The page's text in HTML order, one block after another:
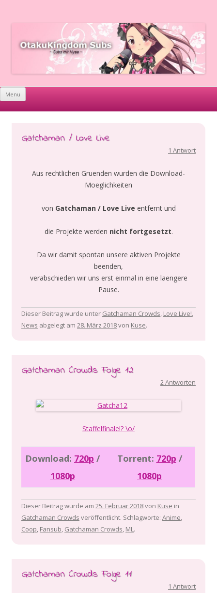
OtakuKingdom Subs
Menu Skip to content
Gatchaman / Love Live
1 Antwort
Aus rechtlichen Gruenden wurden die Download-
Moeglichkeiten
von Gatchaman / Love Live entfernt und
die Projekte werden nicht fortgesetzt.
Da wir damit spontan unsere aktiven Projekte
beenden,
verabschieden wir uns erst einmal in eine laengere
Pause.
Dieser Beitrag wurde unter Gatchaman Crowds, Love Live!,
News abgelegt am 28. März 2018von Kuse.
Gatchaman Crowds Folge 12
2 Antworten
Staffelfinale!? \o/
Download: 720p /
1080p
Torrent: 720p /
1080p
Dieser Beitrag wurde am 25. Februar 2018von Kuse in
Gatchaman Crowds veröffentlicht. Schlagworte: Anime,
Coop, Fansub, Gatchaman Crowds, ML.
Gatchaman Crowds Folge 11
1 Antwort